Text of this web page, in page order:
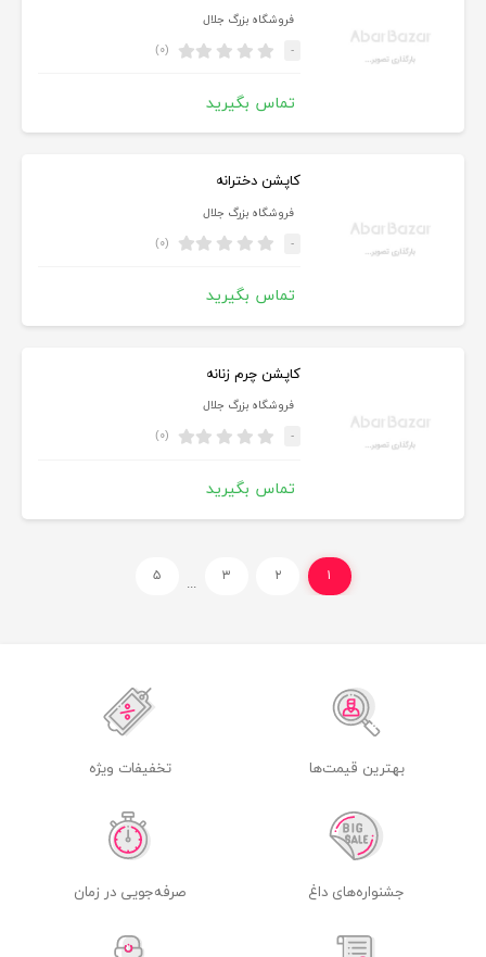
فروشگاه بزرگ جلال
- (۰)
تماس بگیرید
کاپشن دخترانه
فروشگاه بزرگ جلال
- (۰)
تماس بگیرید
کاپشن چرم زنانه
فروشگاه بزرگ جلال
- (۰)
تماس بگیرید
۱ ۲ ۳ ... ۵
بهترین قیمت‌ها تخفیفات ویژه
جشنواره‌های داغ صرفه‌جویی در زمان